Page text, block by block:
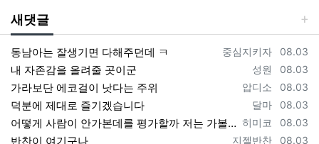
명시하여 현행약관과 함께 몰의 초기화면에 그 적용일자
7일 이전부터 적용일자 전일까지 공지합니다. 다만, 이용
자에게 불리하게 약관내용을 변경하는 경우에는 최소한
30일 이상의 사전 유예기간을 두고 공지합니다. 이 경우
"몰“은 개정 전 내용과 개정 후 내용을 명확하게 비교하
여 이용자가 알기 쉽도록 표시합니다.
새댓글
등록자
중심지키자 등록일
08.03
동남아는 잘생기면 다해주던데 ㅋ
등록자
성원 등록일
08.03
내 자존감을 올려줄 곳이군
등록자
압디소 등록일
08.03
가라보단 에코걸이 낫다는 주위
등록자
달마 등록일
08.03
덕분에 제대로 즐기겠습니다
등록자
히미코 등록일
08.03
어떻게 사람이 안가본데를 평가할까 저는 가볼게요
등록자
지젤반찬 등록일
08.03
반찬이 여기구나